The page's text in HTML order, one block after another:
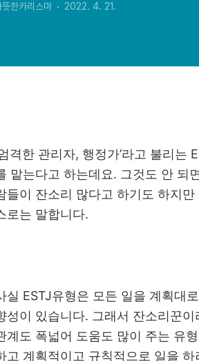
한카리스마 2022. 4. 21.
격한 관리자, 행정가’라고 불리는
맡는다고 하는데요. 그것도 안 되
들이 잔소리 많다고 하기도 하지
로는 말합니다.
실 ESTJ유형은 모든 일을 계획대
성이 있습니다. 그래서 잔소리꾼
계도 폭넓어 도움도 많이 주는 유
고 계획적이고 규칙적으로 일을